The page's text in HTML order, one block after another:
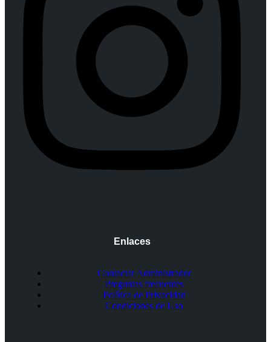
Enlaces
Contactar Administrador
Preguntas frecuentes
Política de Privacidad
Condiciones de Uso